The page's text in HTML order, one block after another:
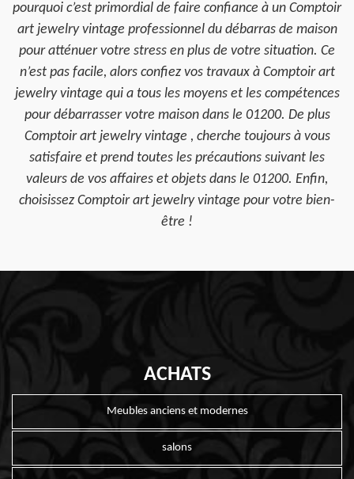
pourquoi c’est primordial de faire confiance à un Comptoir
art jewelry vintage professionnel du débarras de maison
pour atténuer votre stress en plus de votre situation. Ce
n’est pas facile, alors confiez vos travaux à Comptoir art
jewelry vintage qui a tous les moyens et les compétences
pour débarrasser votre maison dans le 01200. De plus
Comptoir art jewelry vintage , cherche toujours à vous
satisfaire et prend toutes les précautions suivant les
valeurs de vos affaires et objets dans le 01200. Enfin,
choisissez Comptoir art jewelry vintage pour votre bien-
être !
ACHATS
Meubles anciens et modernes
salons